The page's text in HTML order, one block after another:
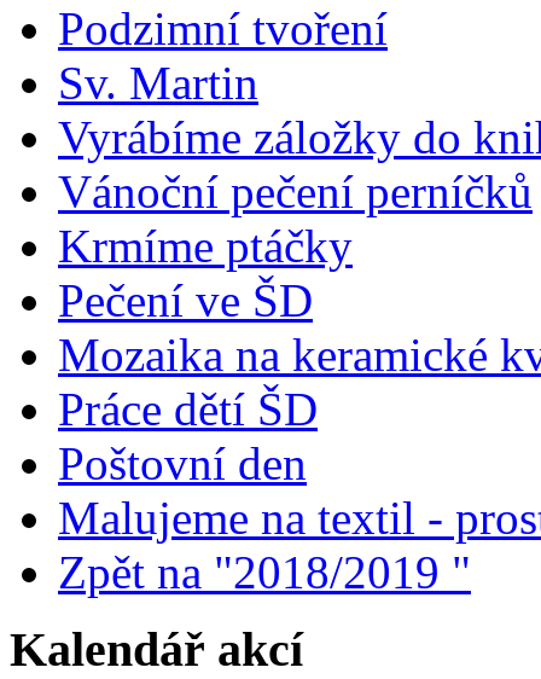
Podzimní tvoření
Sv. Martin
Vyrábíme záložky do
Vánoční pečení perníčků
Krmíme ptáčky
Pečení ve ŠD
Mozaika na keramické
Práce dětí ŠD
Poštovní den
Malujeme na textil -
Zpět na "2018/2019 "
Kalendář akcí